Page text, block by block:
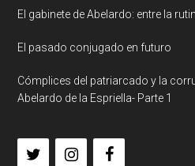
El gabinete de Abelardo: entre la
El pasado conjugado en futuro
Cómplices del patriarcado y la
Abelardo de la Espriella- Parte 1